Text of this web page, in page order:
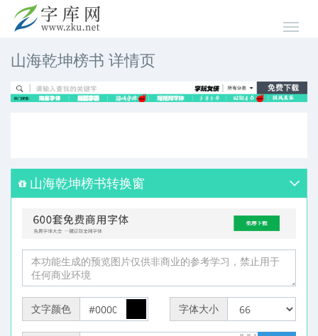
山海乾坤榜书 详情页
山海乾坤榜书转换窗
文字颜色 字体大小